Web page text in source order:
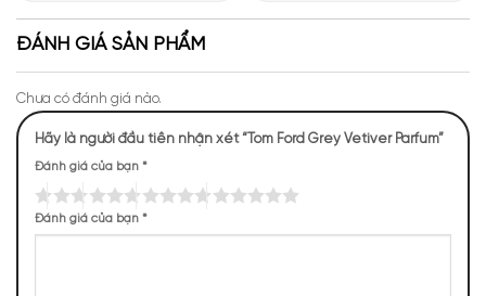
Mùi hương của
ĐÁNH GIÁ SẢN PHẨM
Chưa có đánh giá nào.
Hãy là người đầu tiên nhận xét “Tom Ford Grey Vetiver Parfum”
Đánh giá của bạn *
Đánh giá của bạn *